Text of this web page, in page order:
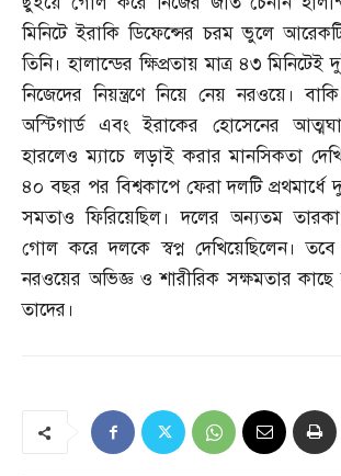
মিনিটে ইরাকি ডিফেন্সের চরম ভুলে
তিনি। হালান্ডের ক্ষিপ্রতায় মাত্র ৪৩
নিজেদের নিয়ন্ত্রণে নিয়ে নেয় নরওয়ে।
অস্টিগার্ড এবং ইরাকের হোসেনের
হারলেও ম্যাচে লড়াই করার মানসিকতা
৪০ বছর পর বিশ্বকাপে ফেরা দলটি প্রথমার্ধে
সমতাও ফিরিয়েছিল। দলের অন্যতম
গোল করে দলকে স্বপ্ন দেখিয়েছিলেন। তবে
নরওয়ের অভিজ্ঞ ও শারীরিক সক্ষমতার কাছে
তাদের।